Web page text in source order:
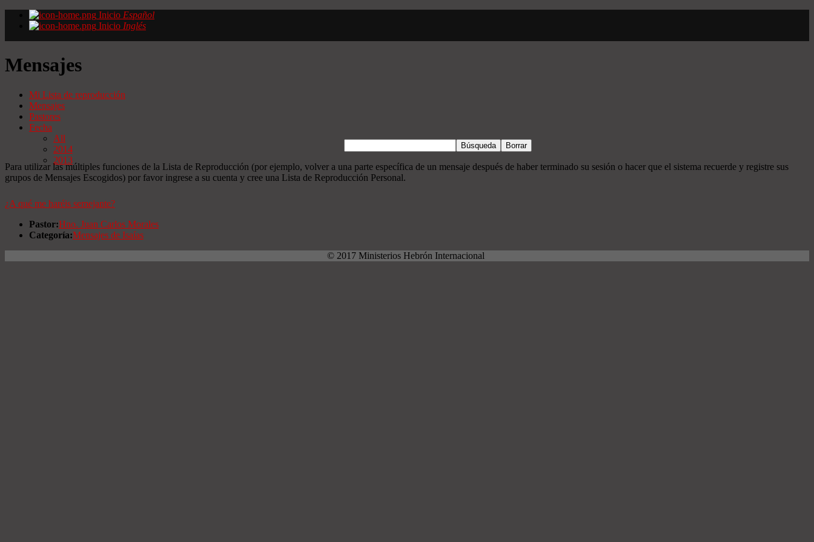
Inicio Español
Inicio Inglés
Mensajes
Mi Lista de reproducción
Mensajes
Pastores
Fecha
All
2014
2013
Búsqueda Borrar
Para utilizar las múltiples funciones de la Lista de Reproducción (por ejemplo, volver a una parte específica de un mensaje después de haber terminado su sesión o hacer que el sistema recuerde y registre sus
grupos de Mensajes Escogidos) por favor ingrese a su cuenta y cree una Lista de Reproducción Personal.
¿A qué me haréis semejante?
Pastor:Hno. Juan Carlos Morales
Categoría:Mensajes de Isaías
© 2017 Ministerios Hebrón Internacional